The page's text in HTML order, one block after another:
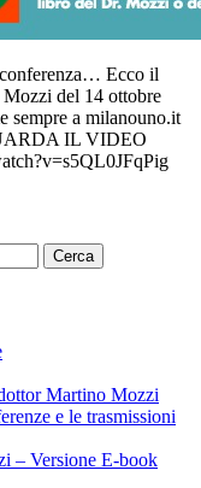
conferenza… Ecco il
del 14 ottobre
sempre a milanouno.it
IL VIDEO
Martino Mozzi
e le trasmissioni
– Versione E-book